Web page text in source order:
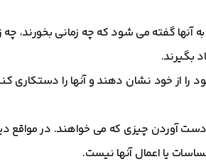
گفته می شود که چه زمانی بخورند، چه
بگیرند.
را از خود نشان دهند و آنها را دستکاری
دست آوردن چیزی که می خواهند. در مواقع
یا اعمال آنها نیست.